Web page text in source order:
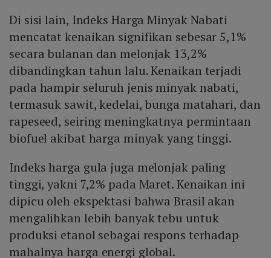
Di sisi lain, Indeks Harga Minyak Nabati
mencatat kenaikan signifikan sebesar 5,1%
secara bulanan dan melonjak 13,2%
dibandingkan tahun lalu. Kenaikan terjadi
pada hampir seluruh jenis minyak nabati,
termasuk sawit, kedelai, bunga matahari, dan
rapeseed, seiring meningkatnya permintaan
biofuel akibat harga minyak yang tinggi.
Indeks harga gula juga melonjak paling
tinggi, yakni 7,2% pada Maret. Kenaikan ini
dipicu oleh ekspektasi bahwa Brasil akan
mengalihkan lebih banyak tebu untuk
produksi etanol sebagai respons terhadap
mahalnya harga energi global.